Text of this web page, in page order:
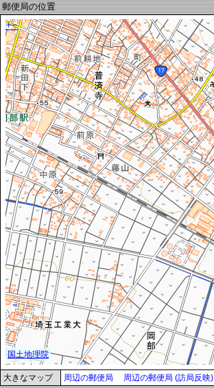
郵便局の位置
大きなマップ 周辺の郵便局 周辺の郵便局 (訪局反映)